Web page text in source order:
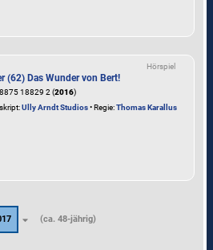
Hörspiel
(62) Das Wunder von Bert!
18829 2 (2016)
Ully Arndt Studios• Regie:Thomas Karallus
(ca. 48-jährig)